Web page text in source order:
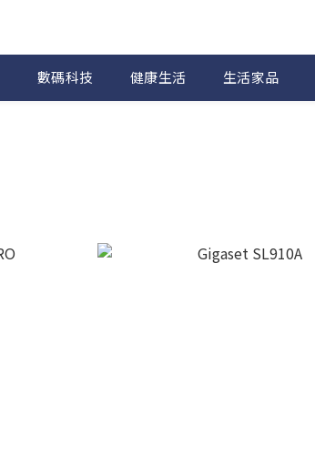
數碼科技 健康生活 生活家品